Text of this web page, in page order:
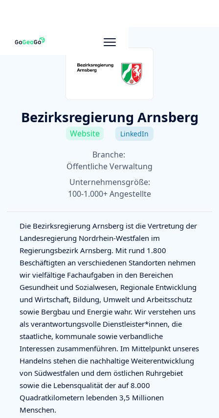
Zu anderen Unternehmen
Bezirksregierung Arnsberg
Website LinkedIn
Branche:
Öffentliche Verwaltung
Unternehmensgröße:
100-1.000+ Angestellte
Die Bezirksregierung Arnsberg ist die Vertretung der
Landesregierung Nordrhein-Westfalen im
Regierungsbezirk Arnsberg. Mit rund 1.800
Beschäftigten an verschiedenen Standorten nehmen
wir vielfältige Fachaufgaben in den Bereichen
Gesundheit und Sozialwesen, Regionale Entwicklung
und Wirtschaft, Bildung, Umwelt und Arbeitsschutz
sowie Bergbau und Energie wahr. Wir verstehen uns
als verantwortungsvolle Dienstleister*innen, die
staatliche, kom­mu­nale sowie verbandliche
Interessen zusammenführen. Im Mittelpunkt unseres
Handelns stehen die nachhaltige Weiterentwicklung
von Südwestfalen und dem östlichen Ruhrgebiet
sowie die Lebensqualität der auf 8.000
Quadratkilometern lebenden 3,5 Millionen
Menschen.